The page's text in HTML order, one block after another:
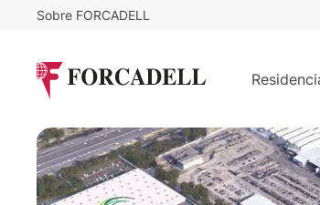
Sobre FORCADELL
Nave logística en